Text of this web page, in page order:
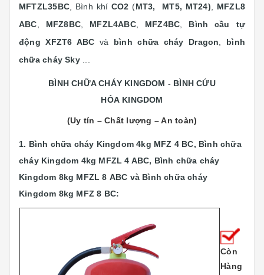
MFTZL35BC, Bình khíCO2 (MT3, MT5, MT24)
MFZL8
ABC
MFZ8BC MFZL4ABC, MFZ4BC
Bình cầu tự
động XFZT6 ABC và bình chữa cháy Dragon
bình
chữa cháy Sky...
BÌNH CHỮA CHÁY KINGDOM - BÌNH CỨU
HỎA KINGDOM
(Uy tín – Chất lượng – An toàn)
1. Bình chữa cháy Kingdom 4kg MFZ 4 BC, Bình chữa
cháy Kingdom 4kg MFZL 4 ABC, Bình chữa cháy
Kingdom 8kg MFZL 8 ABC và Bình chữa cháy
Kingdom 8kg MFZ 8 BC:
Còn
Hàng